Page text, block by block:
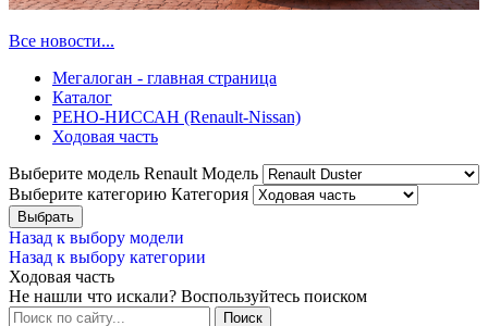
Все новости...
Мегалоган - главная страница
Каталог
РЕНО-НИССАН (Renault-Nissan)
Ходовая часть
Выберите модель Renault Модель
Выберите категорию Категория
Назад к выбору модели
Назад к выбору категории
Ходовая часть
Не нашли что искали? Воспользуйтесь поиском